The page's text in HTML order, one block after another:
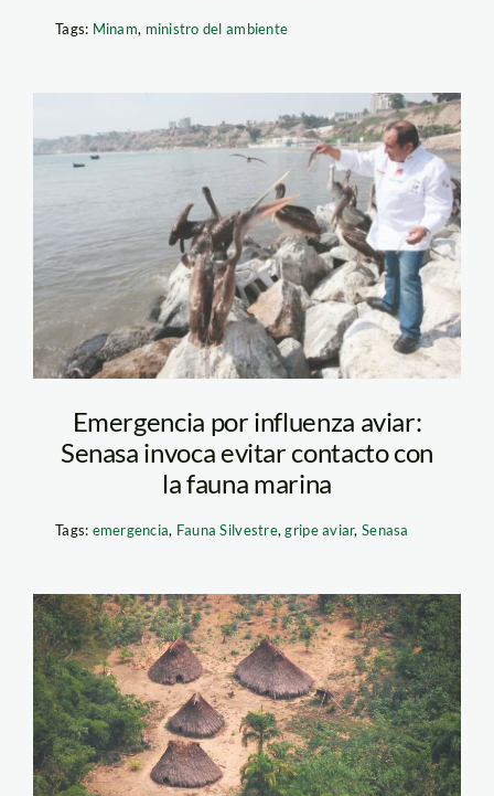
Tags: Minam, ministro del ambiente
pelicano-fauna-
marina—andina
Emergencia por influenza aviar:
Senasa invoca evitar contacto con
la fauna marina
Tags: emergencia, Fauna Silvestre,gripe aviar, Senasa
PIACI-scaled